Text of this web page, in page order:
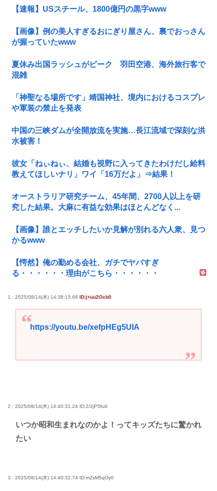
【速報】USスチール、1800億円の黒字www
【画像】例の美人すぎるおにぎり屋さん、裏でおっさん
が握っていたwww
夏休み出国ラッシュがピーク 羽田空港、海外旅行客で
混雑
「神聖なる場所です」靖国神社、境内におけるコスプレ
や軍装の禁止を発表
中国の三峡ダムが全開放流を実施…長江流域で深刻な洪
水被害！
彼女「ねぃねぃ、結婚も視野に入ってきたわけだし給料
教えてほしいナリ」ワイ「16万だよ」⇒結果！
オーストラリア研究チーム、45年間、2700人以上を研
究した結果。大麻に有益な効果はほとんどなく...
【画像】誰とエッチしたいか見解が別れる六人衆、見つ
かるwww
【愕然】俺の勤める会社、ガチでヤバすぎ
る・・・・・・理由がこちら・・・・・・
1 : 2025/08/14(木) 14:38:15.68 ID:j+uu2Ocb0
https://youtu.be/xefpHEg5UIA
2 : 2025/08/14(木) 14:40:31.24 ID:2/2jP5fu0
いつか昭和生まれなのかよ！ってキッズたちに驚かれ
たい
3 : 2025/08/14(木) 14:40:32.74 ID:mZsM5qOy0